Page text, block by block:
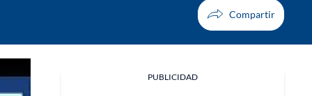
PUBLICIDAD